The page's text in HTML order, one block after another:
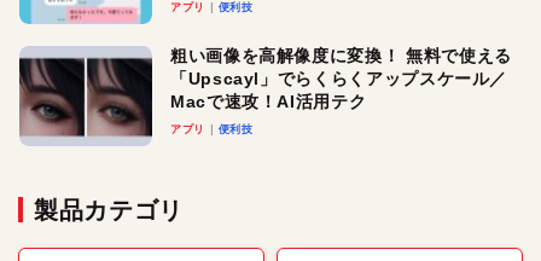
アプリ 便利技
粗い画像を高解像度に変換！ 無料で使える
「Upscayl」でらくらくアップスケール／
Macで速攻！AI活用テク
アプリ 便利技
製品カテゴリ